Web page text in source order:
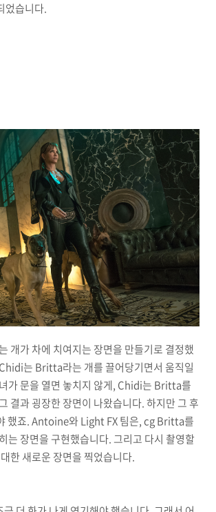
었습니다.
개가 차에 치여지는 장면을 만들기로 결정했
는 Britta라는 개를 끌어당기면서 움직일
가 문을 열면 놓치지 않게, Chidi는 Britta를
결과 굉장한 장면이 나왔습니다. 하지만 그 후
했죠. Antoine와 Light FX 팀은, cg Britta를
는 장면을 구현했습니다. 그리고 다시 촬영할
한 새로운 장면을 찍었습니다.